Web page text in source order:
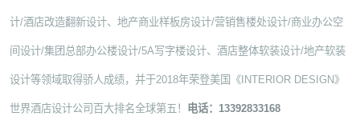
计/酒店改造翻新设计、地产商业样板房设计/营销售楼处设计/商业办公空
间设计/集团总部办公楼设计/5A写字楼设计、酒店整体软装设计/地产软装
设计等领域取得骄人成绩，并于2018年荣登美国《INTERIOR DESIGN》
世界酒店设计公司百大排名全球第五！ 电话：13392833168